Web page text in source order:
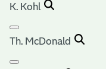
K. Kohl
Th. McDonald